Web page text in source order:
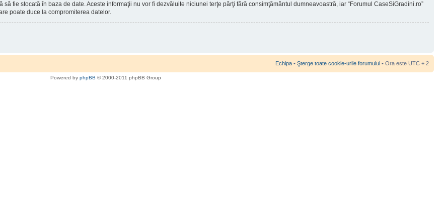
fie stocată în baza de date. Aceste informaţii nu vor fi dezvăluite niciunei terţe părţi fără consimţământul dumneavoastră, iar “Forumul CaseSiGradini.ro”
poate duce la compromiterea datelor.
Echipa • Şterge toate cookie-urile forumului • Ora este UTC + 2
Powered by phpBB © 2000-2011 phpBB Group